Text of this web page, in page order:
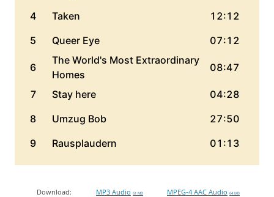
Download: MP3 Audio 61 MB MPEG-4 AAC Audio 64 MB